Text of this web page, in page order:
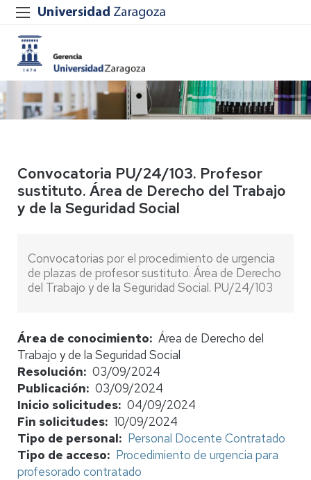
Convocatoria PU/24/103. Profesor
sustituto. Área de Derecho del Trabajo
y de la Seguridad Social
Convocatorias por el procedimiento de urgencia
de plazas de profesor sustituto. Área de Derecho
del Trabajo y de la Seguridad Social. PU/24/103
Área de conocimiento
Área de Derecho del
Trabajo y de la Seguridad Social
Resolución
03/09/2024
Publicación
03/09/2024
Inicio solicitudes 04/09/2024
Fin solicitudes 10/09/2024
Tipo de personal
Personal Docente Contratado
Tipo de acceso
Procedimiento de urgencia para
profesorado contratado